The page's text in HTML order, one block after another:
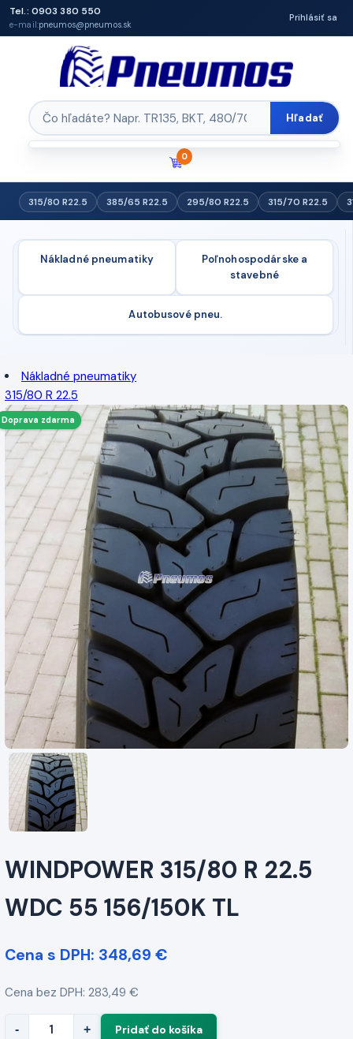
Tel.: 0903 380 550
e-mail:pneumos@pneumos.sk
Prihlásiť sa
Hľadať
0
315/80 R22.5 385/65 R22.5 295/80 R22.5 315/70 R22.5
Nákladné pneumatiky
Poľnohospodárske a
stavebné
Autobusové pneu.
Nákladné pneumatiky
315/80 R 22.5
Doprava zdarma
WINDPOWER 315/80 R 22.5
WDC 55 156/150K TL
Cena s DPH: 348,69 €
Cena bez DPH: 283,49 €
- +